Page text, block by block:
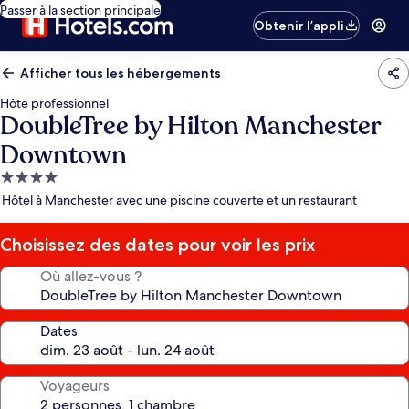
Passer à la section principale
Obtenir l’appli
Afficher tous les hébergements
Hôte professionnel
DoubleTree by Hilton Manchester
Downtown
Hébergement
4.0 étoiles
Hôtel à Manchester avec une piscine couverte et un restaurant
Choisissez des dates pour voir les prix
Où allez-vous ?
Dates
Voyageurs